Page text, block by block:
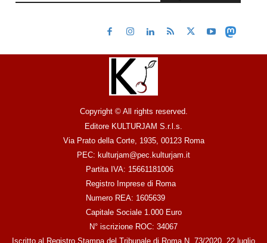
Copyright © All rights reserved.
Editore KULTURJAM S.r.l.s.
Via Prato della Corte, 1935, 00123 Roma
PEC: kulturjam@pec.kulturjam.it
Partita IVA: 15661181006
Registro Imprese di Roma
Numero REA: 1605639
Capitale Sociale 1.000 Euro
N° iscrizione ROC: 34067
Iscritto al Registro Stampa del Tribunale di Roma N. 73/2020, 22 luglio